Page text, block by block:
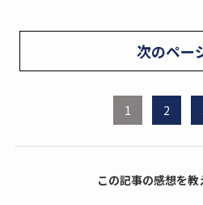
次のペー
1 2
この記事の感想を教